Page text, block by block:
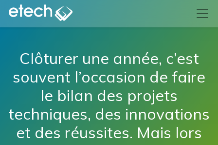
Clôturer une année, c’est
souvent l’occasion de faire
le bilan des projets
techniques, des innovations
et des réussites. Mais lors